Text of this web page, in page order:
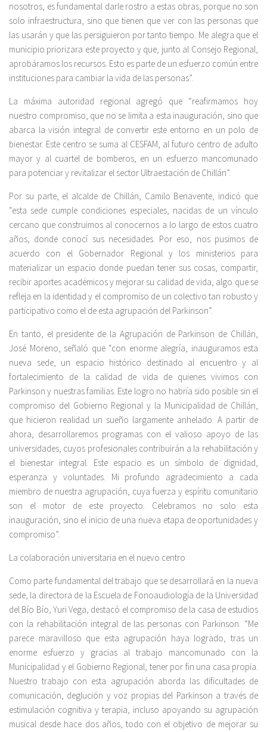
nosotros, es fundamental darle rostro a estas obras, porque no son
solo infraestructura, sino que tienen que ver con las personas que
las usarán y que las persiguieron por tanto tiempo. Me alegra que el
municipio priorizara este proyecto y que, junto al Consejo Regional,
aprobáramos los recursos. Esto es parte de un esfuerzo común entre
instituciones para cambiar la vida de las personas”.
La máxima autoridad regional agregó que “reafirmamos hoy
nuestro compromiso, que no se limita a esta inauguración, sino que
abarca la visión integral de convertir este entorno en un polo de
bienestar. Este centro se suma al CESFAM, al futuro centro de adulto
mayor y al cuartel de bomberos, en un esfuerzo mancomunado
para potenciar y revitalizar el sector Ultraestación de Chillán”.
Por su parte, el alcalde de Chillán, Camilo Benavente, indicó que
“esta sede cumple condiciones especiales, nacidas de un vínculo
cercano que construimos al conocernos a lo largo de estos cuatro
años, donde conocí sus necesidades. Por eso, nos pusimos de
acuerdo con el Gobernador Regional y los ministerios para
materializar un espacio donde puedan tener sus cosas, compartir,
recibir aportes académicos y mejorar su calidad de vida, algo que se
refleja en la identidad y el compromiso de un colectivo tan robusto y
participativo como el de esta agrupación del Parkinson”.
En tanto, el presidente de la Agrupación de Parkinson de Chillán,
José Moreno, señaló que “con enorme alegría, inauguramos esta
nueva sede, un espacio histórico destinado al encuentro y al
fortalecimiento de la calidad de vida de quienes vivimos con
Parkinson y nuestras familias. Este logro no habría sido posible sin el
compromiso del Gobierno Regional y la Municipalidad de Chillán,
que hicieron realidad un sueño largamente anhelado. A partir de
ahora, desarrollaremos programas con el valioso apoyo de las
universidades, cuyos profesionales contribuirán a la rehabilitación y
el bienestar integral. Este espacio es un símbolo de dignidad,
esperanza y voluntades. Mi profundo agradecimiento a cada
miembro de nuestra agrupación, cuya fuerza y espíritu comunitario
son el motor de este proyecto. Celebramos no solo esta
inauguración, sino el inicio de una nueva etapa de oportunidades y
compromiso”.
La colaboración universitaria en el nuevo centro
Como parte fundamental del trabajo que se desarrollará en la nueva
sede, la directora de la Escuela de Fonoaudiología de la Universidad
del Bío Bío, Yuri Vega, destacó el compromiso de la casa de estudios
con la rehabilitación integral de las personas con Parkinson. “Me
parece maravilloso que esta agrupación haya logrado, tras un
enorme esfuerzo y gracias al trabajo mancomunado con la
Municipalidad y el Gobierno Regional, tener por fin una casa propia.
Nuestro trabajo con esta agrupación aborda las dificultades de
comunicación, deglución y voz propias del Parkinson a través de
estimulación cognitiva y terapia, incluso apoyando su agrupación
musical desde hace dos años, todo con el objetivo de mejorar su